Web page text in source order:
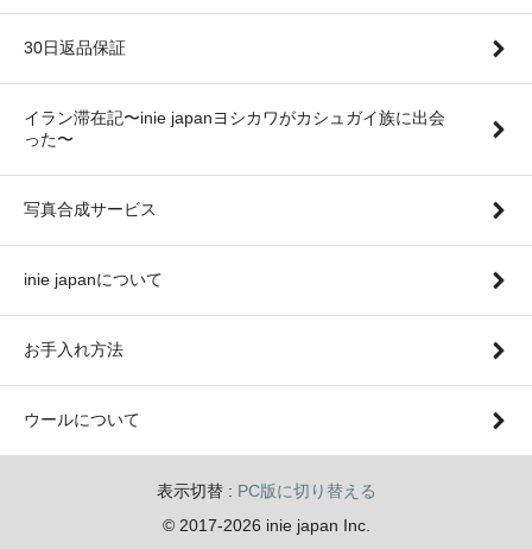
30日返品保証
イラン滞在記〜inie japanヨシカワがカシュガイ族に出会
った〜
写真合成サービス
inie japanについて
お手入れ方法
ウールについて
表示切替 : PC版に切り替える
© 2017-2026 inie japan Inc.